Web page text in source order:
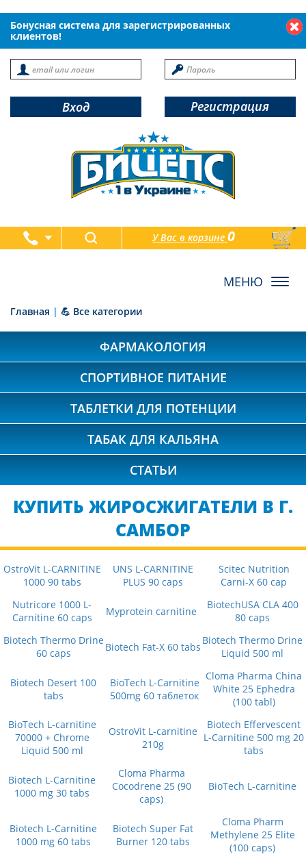
Бонусная система для зарегистрированных
клиентов!
Вход Регистрация
У Вас в корзине0
товаров
Главная | 💪 Все категории
ФАРМАКОЛОГИЯ
СПОРТИВНОЕ ПИТАНИЕ
ТАБЛЕТКИ ДЛЯ ПОТЕНЦИИ
ТАБАК ДЛЯ КАЛЬЯНА
СТАТЬИ
КУПИТЬ ЖИРОСЖИГАТЕЛИ В Г.
САМБОР
OstroVit L-CARNITINE
1000 90 tabs
UNS L-CARNITINE
PLUS 90 caps
Scitec Nutrition
Carni-X 60 cap
Nutricore 1000 L-
Carnitine 60 caps
Myprotein carnitine
BiotechUSA CLA 400
80 caps
Biotech Thermo Drine
60 caps
Biotech Fat-X 60 tabs Biotech Thermo Drine
Liquid 500 ml
Biotech Desert 100
tabs
BioTech L-Carnitine
500mg 60 таблеток
Cloma Pharma China
White 25 Ephedra
(100 tabl)
BioTech L-carnitine
70000 + Chrome
Liquid 500 ml
OstroVit L-carnitine
210g
Biotech Effervescent
L-Carnitine 500 mg 20
tabs
Biotech L-Carnitine
1000 mg 30 tabs
Cloma Pharma
Cocodrene 25 (90
caps)
BioTech L-carnitine
Biotech L-Carnitine
1000 mg 60 tabs
Biotech Super Fat
Burner 120 tabs
Cloma Pharm
Methylene 25 Elite
(100 caps)